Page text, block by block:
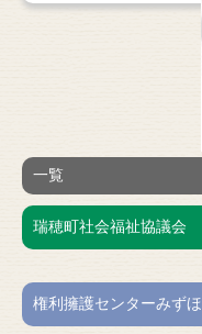
一覧
瑞穂町社会福祉協議会
権利擁護センターみずほ